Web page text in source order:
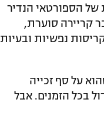
של הספורטאי הנדיר
קריירה סוערת,
נפשיות ובעיות
על סף זכייה
בכל הזמנים. אבל